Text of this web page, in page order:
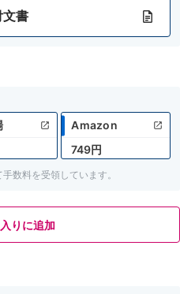
文書
Amazon
749円
数料を受領しています。
りに追加